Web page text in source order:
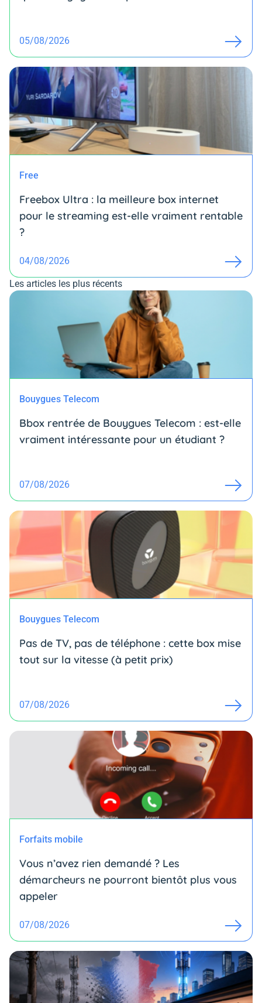
05/08/2026
Free
Freebox Ultra : la meilleure box internet
pour le streaming est-elle vraiment rentable
?
04/08/2026
Les articles les plus récents
Bouygues Telecom
Bbox rentrée de Bouygues Telecom : est-elle
vraiment intéressante pour un étudiant ?
07/08/2026
Bouygues Telecom
Pas de TV, pas de téléphone : cette box mise
tout sur la vitesse (à petit prix)
07/08/2026
Forfaits mobile
Vous n’avez rien demandé ? Les
démarcheurs ne pourront bientôt plus vous
appeler
07/08/2026